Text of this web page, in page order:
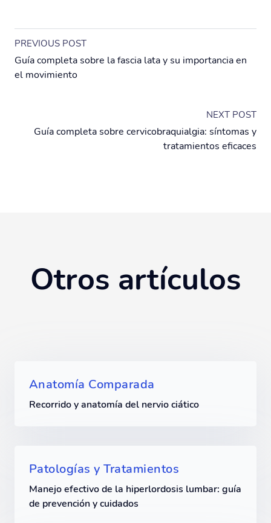
PREVIOUS POST
Guía completa sobre la fascia lata y su importancia en
el movimiento
NEXT POST
Guía completa sobre cervicobraquialgia: síntomas y
tratamientos eficaces
Otros artículos
Anatomía Comparada
Recorrido y anatomía del nervio ciático
Patologías y Tratamientos
Manejo efectivo de la hiperlordosis lumbar: guía
de prevención y cuidados